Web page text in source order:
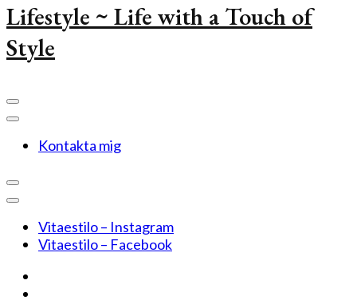
Lifestyle ~ Life with a Touch of
Style
Kontakta mig
Vitaestilo – Instagram
Vitaestilo – Facebook